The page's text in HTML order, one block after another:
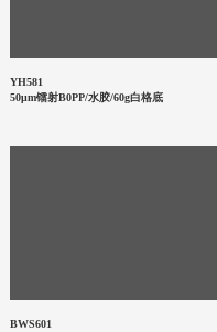
YH581
50μm镭射B0PP/水胶/60g白格底
BWS601